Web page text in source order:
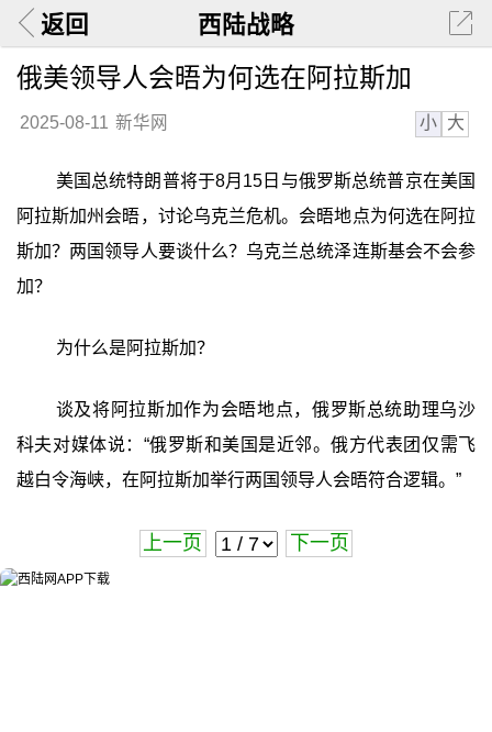
返回 西陆战略
俄美领导人会晤为何选在阿拉斯加
2025-08-11 新华网 小 大
美国总统特朗普将于8月15日与俄罗斯总统普京在美国
阿拉斯加州会晤，讨论乌克兰危机。会晤地点为何选在阿拉
斯加？两国领导人要谈什么？乌克兰总统泽连斯基会不会参
加？
为什么是阿拉斯加？
谈及将阿拉斯加作为会晤地点，俄罗斯总统助理乌沙
科夫对媒体说：“俄罗斯和美国是近邻。俄方代表团仅需飞
越白令海峡，在阿拉斯加举行两国领导人会晤符合逻辑。”
上一页 下一页